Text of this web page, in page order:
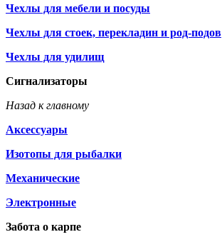
Чехлы для мебели и посуды
Чехлы для стоек, перекладин и род-подов
Чехлы для удилищ
Сигнализаторы
Назад к главному
Аксессуары
Изотопы для рыбалки
Механические
Электронные
Забота о карпе